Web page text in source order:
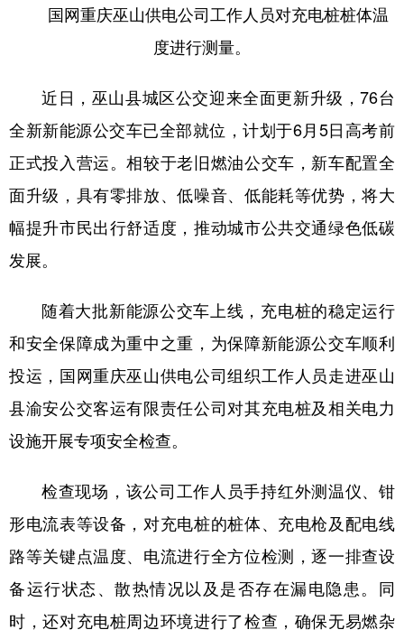
国网重庆巫山供电公司工作人员对充电桩桩体温
度进行测量。
近日，巫山县城区公交迎来全面更新升级，76台
全新新能源公交车已全部就位，计划于6月5日高考前
正式投入营运。相较于老旧燃油公交车，新车配置全
面升级，具有零排放、低噪音、低能耗等优势，将大
幅提升市民出行舒适度，推动城市公共交通绿色低碳
发展。
随着大批新能源公交车上线，充电桩的稳定运行
和安全保障成为重中之重，为保障新能源公交车顺利
投运，国网重庆巫山供电公司组织工作人员走进巫山
县渝安公交客运有限责任公司对其充电桩及相关电力
设施开展专项安全检查。
检查现场，该公司工作人员手持红外测温仪、钳
形电流表等设备，对充电桩的桩体、充电枪及配电线
路等关键点温度、电流进行全方位检测，逐一排查设
备运行状态、散热情况以及是否存在漏电隐患。同
时，还对充电桩周边环境进行了检查，确保无易燃杂